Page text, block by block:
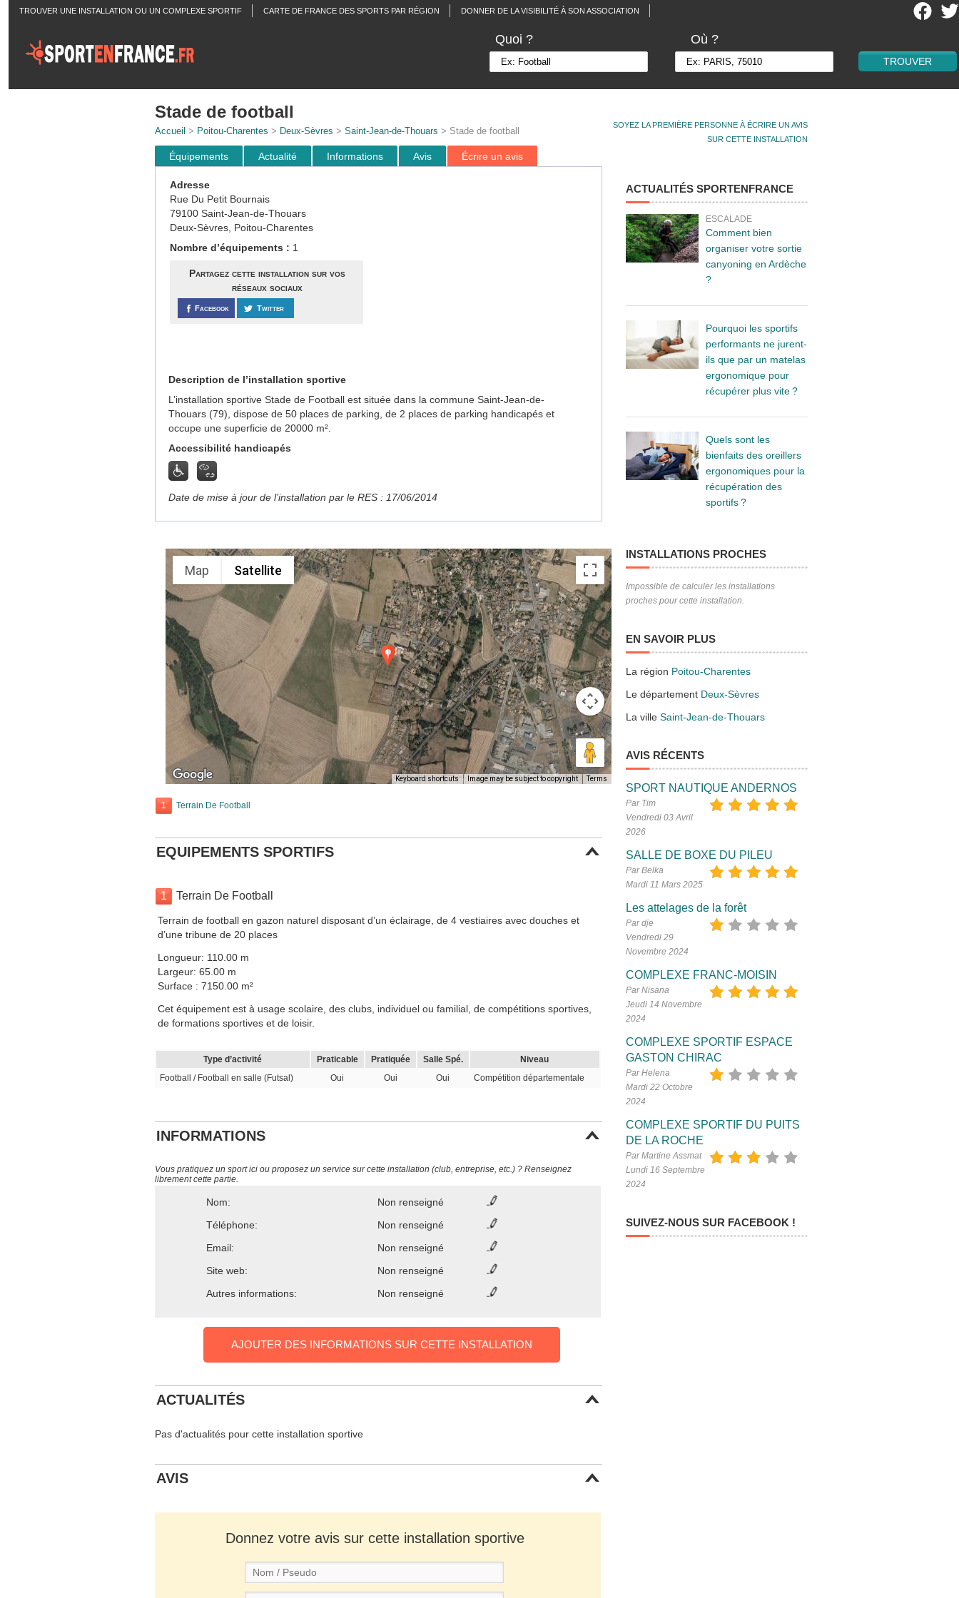
TROUVER UNE INSTALLATION OU UN COMPLEXE SPORTIF CARTE DE FRANCE DES SPORTS PAR RÉGION DONNER DE LA VISIBILITÉ À SON ASSOCIATION
Quoi ? Où ?
SOYEZ LA PREMIÈRE PERSONNE À ÉCRIRE UN AVIS
SUR CETTE INSTALLATION
Stade de football
Accueil > Poitou-Charentes > Deux-Sèvres > Saint-Jean-de-Thouars > Stade de football
Équipements Actualité Informations Avis Écrire un avis
Adresse
Rue Du Petit Bournais
79100 Saint-Jean-de-Thouars
Deux-Sèvres, Poitou-Charentes
Nombre d’équipements : 1
Partagez cette installation sur vos
réseaux sociaux
Facebook Twitter
Description de l’installation sportive
L’installation sportive Stade de Football est située dans la commune Saint-Jean-de-
Thouars (79), dispose de 50 places de parking, de 2 places de parking handicapés et
occupe une superficie de 20000 m².
Accessibilité handicapés
Date de mise à jour de l’installation par le RES : 17/06/2014
Map Satellite
Keyboard shortcuts Image may be subject to copyright Terms
1 Terrain De Football
EQUIPEMENTS SPORTIFS
1 Terrain De Football
Terrain de football en gazon naturel disposant d’un éclairage, de 4 vestiaires avec douches et
d’une tribune de 20 places
Longueur: 110.00 m
Largeur: 65.00 m
Surface : 7150.00 m²
Cet équipement est à usage scolaire, des clubs, individuel ou familial, de compétitions sportives,
de formations sportives et de loisir.
Type d’activité Praticable Pratiquée Salle Spé.
Niveau
Football / Football en salle (Futsal)
Oui Oui Oui Compétition départementale
INFORMATIONS
Vous pratiquez un sport ici ou proposez un service sur cette installation (club, entreprise, etc.) ? Renseignez
librement cette partie.
Nom:
Non renseigné
Téléphone:
Non renseigné
Email:
Non renseigné
Site web:
Non renseigné
Autres informations:
Non renseigné
AJOUTER DES INFORMATIONS SUR CETTE INSTALLATION
ACTUALITÉS
Pas d'actualités pour cette installation sportive
AVIS
Donnez votre avis sur cette installation sportive
ACTUALITÉS SPORTENFRANCE
ESCALADE
Comment bien
organiser votre sortie
canyoning en Ardèche
?
Pourquoi les sportifs
performants ne jurent-
ils que par un matelas
ergonomique pour
récupérer plus vite ?
Quels sont les
bienfaits des oreillers
ergonomiques pour la
récupération des
sportifs ?
INSTALLATIONS PROCHES
Impossible de calculer les installations
proches pour cette installation.
EN SAVOIR PLUS
La région Poitou-Charentes
Le département Deux-Sèvres
La ville Saint-Jean-de-Thouars
AVIS RÉCENTS
SPORT NAUTIQUE ANDERNOS
Par Tim
Vendredi 03 Avril
2026
SALLE DE BOXE DU PILEU
Par Belka
Mardi 11 Mars 2025
Les attelages de la forêt
Par dje
Vendredi 29
Novembre 2024
COMPLEXE FRANC-MOISIN
Par Nisana
Jeudi 14 Novembre
2024
COMPLEXE SPORTIF ESPACE
GASTON CHIRAC
Par Helena
Mardi 22 Octobre
2024
COMPLEXE SPORTIF DU PUITS
DE LA ROCHE
Par Martine Assmat
Lundi 16 Septembre
2024
SUIVEZ-NOUS SUR FACEBOOK !